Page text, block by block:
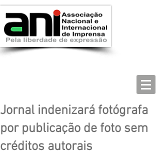
Jornal indenizará fotógrafa
por publicação de foto sem
créditos autorais